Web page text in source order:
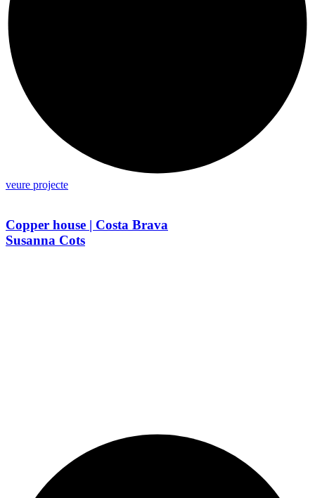
veure projecte
Copper house | Costa Brava
Susanna Cots